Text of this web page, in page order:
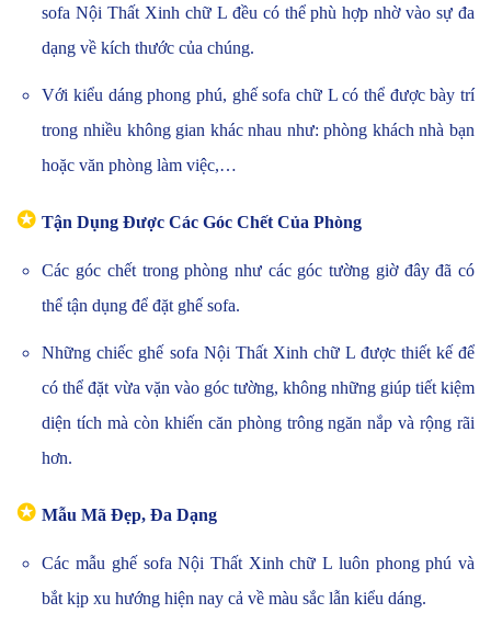
sofa Nội Thất Xinh chữ L đều có thể phù hợp nhờ vào sự đa
dạng về kích thước của chúng.
Với kiểu dáng phong phú, ghế sofa chữ L có thể được bày trí
trong nhiều không gian khác nhau như: phòng khách nhà bạn
hoặc văn phòng làm việc,…
✪ Tận Dụng Được Các Góc Chết Của Phòng
Các góc chết trong phòng như các góc tường giờ đây đã có
thể tận dụng để đặt ghế sofa.
Những chiếc ghế sofa Nội Thất Xinh chữ L được thiết kế để
có thể đặt vừa vặn vào góc tường, không những giúp tiết kiệm
diện tích mà còn khiến căn phòng trông ngăn nắp và rộng rãi
hơn.
✪ Mẫu Mã Đẹp, Đa Dạng
Các mẫu ghế sofa Nội Thất Xinh chữ L luôn phong phú và
bắt kịp xu hướng hiện nay cả về màu sắc lẫn kiểu dáng.